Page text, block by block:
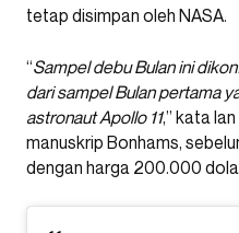
tetap disimpan oleh NASA.
“Sampel debu Bulan ini
dari sampel Bulan pertama
astronaut Apollo 11,” kata
manuskrip Bonhams,
dengan harga 200.000